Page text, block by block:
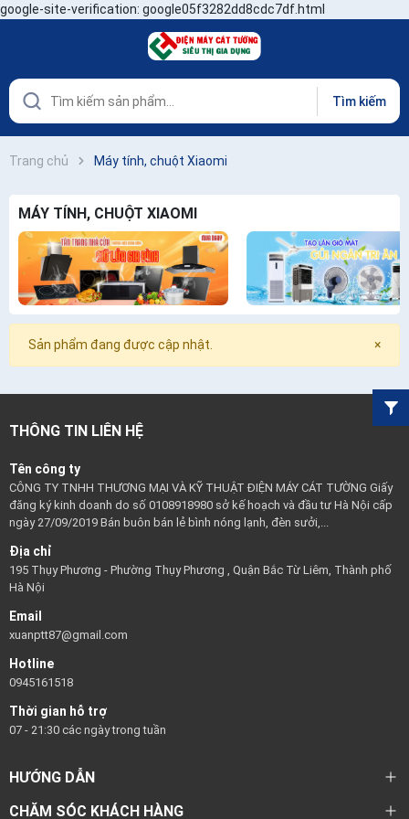
google-site-verification: google05f3282dd8cdc7df.html
Tìm kiếm
Trang chủ Máy tính, chuột Xiaomi
MÁY TÍNH, CHUỘT XIAOMI
×
Sản phẩm đang được cập nhật.
THÔNG TIN LIÊN HỆ
Tên công ty
CÔNG TY TNHH THƯƠNG MẠI VÀ KỸ THUẬT ĐIỆN MÁY CÁT TƯỜNG Giấy
đăng ký kinh doanh do số 0108918980 sở kế hoạch và đầu tư Hà Nội cấp
ngày 27/09/2019 Bán buôn bán lẻ bình nóng lạnh, đèn sưởi,...
Địa chỉ
195 Thụy Phương - Phường Thụy Phương , Quận Bắc Từ Liêm, Thành phố
Hà Nội
Email
xuanptt87@gmail.com
Hotline
0945161518
Thời gian hỗ trợ
07 - 21:30 các ngày trong tuần
HƯỚNG DẪN
CHĂM SÓC KHÁCH HÀNG